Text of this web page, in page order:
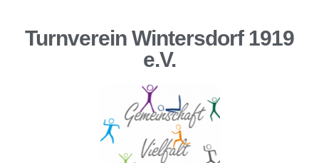
Turnverein Wintersdorf 1919
e.V.